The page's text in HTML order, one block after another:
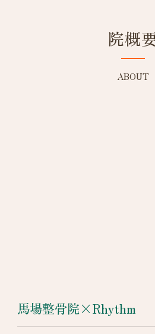
院概
ABOUT
馬場整骨院×Rhythm